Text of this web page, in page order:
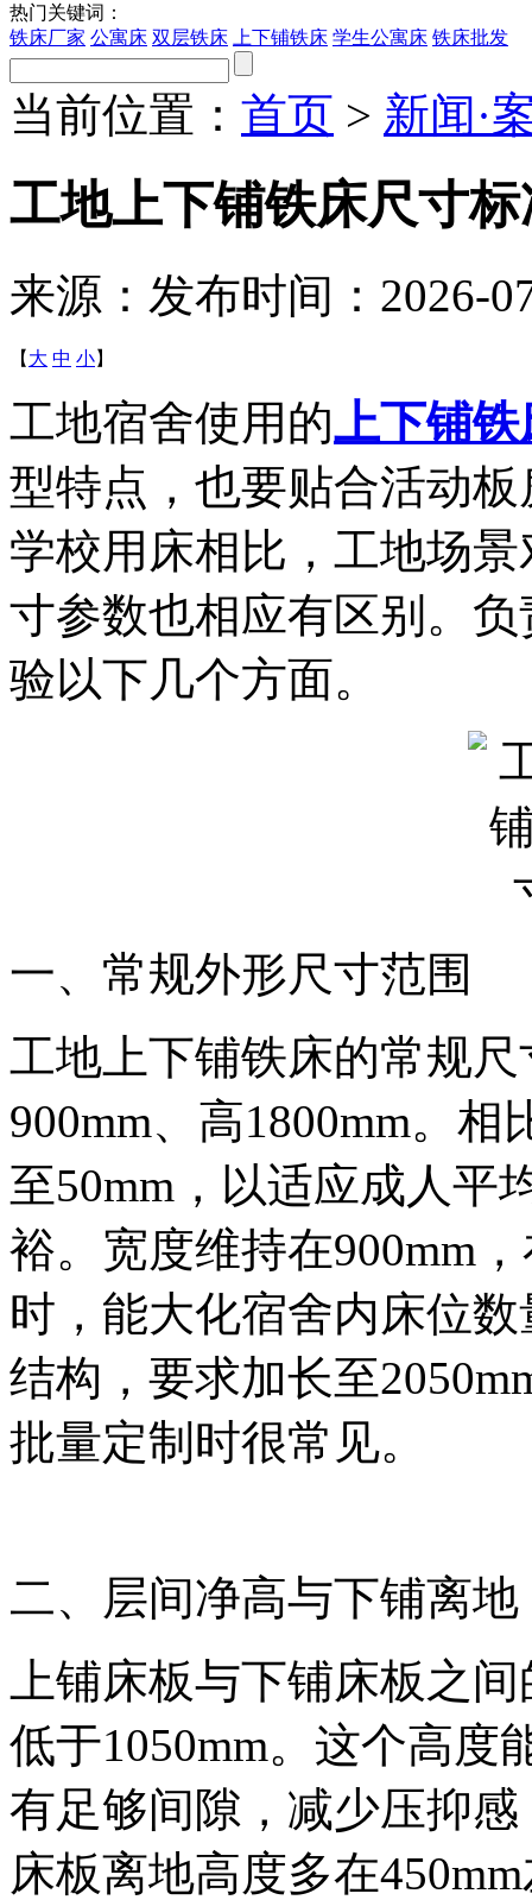
热门关键词：
铁床厂家 公寓床 双层铁床 上下铺铁床 学生公寓床 铁床批发
当前位置： 首页 > 新闻·
工地上下铺铁床尺寸标
来源： 发布时间：2026-
【 大 中 小】
工地宿舍使用的上下铺铁
型特点，也要贴合活动
学校用床相比，工地场
寸参数也相应有区别。
验以下几个方面。
一、常规外形尺寸范围
工地上下铺铁床的常规
900mm、高1800mm。
至50mm，以适应成人平
裕。宽度维持在900mm
时，能大化宿舍内床位
结构，要求加长至
批量定制时很常见。
二、层间净高与下铺离地
上铺床板与下铺床板之
低于1050mm。这个高度
有足够间隙，减少压抑
床板离地高度多在